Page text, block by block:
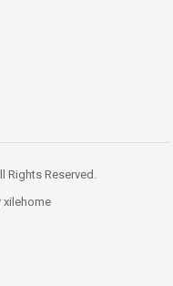
Rights Reserved.
xilehome